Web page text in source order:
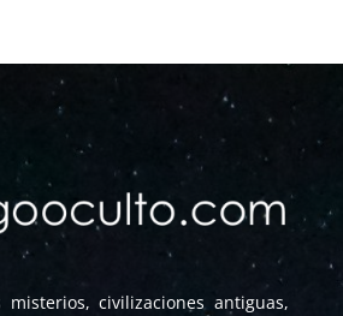
civilizaciones antiguas,